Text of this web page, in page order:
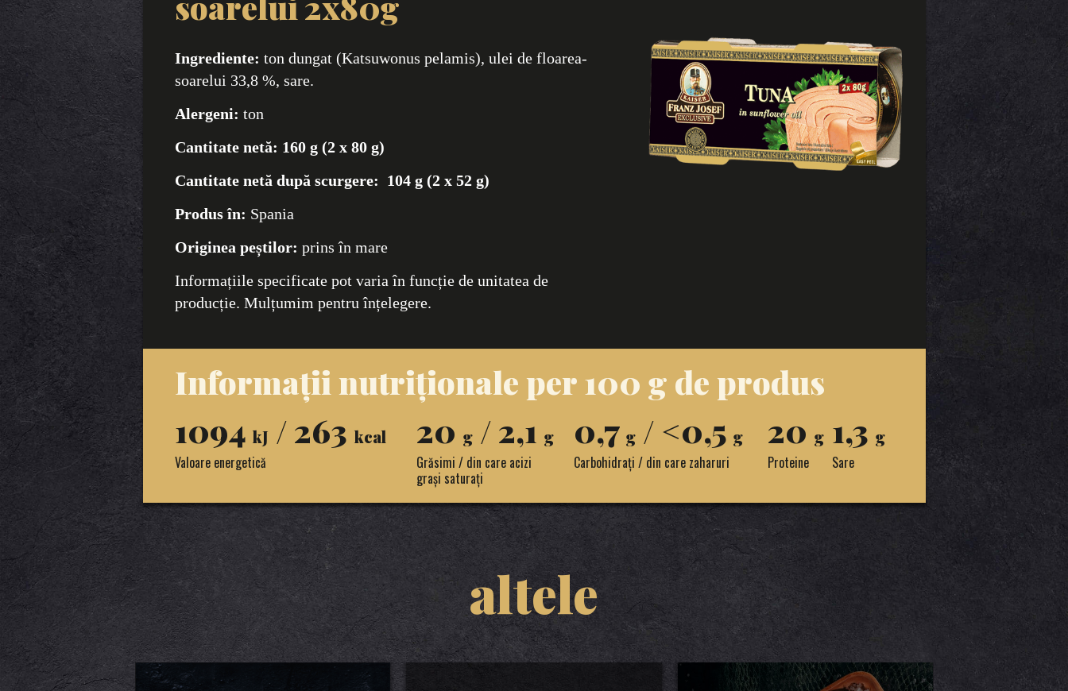
Ingrediente: ton dungat (Katsuwonus pelamis), ulei de floarea-
soarelui 33,8 %, sare.
Alergeni: ton
Cantitate netă: 160 g (2 x 80 g)
Cantitate netă după scurgere: 104 g (2 x 52 g)
Produs în: Spania
Originea peștilor: prins în mare
Informațiile specificate pot varia în funcție de unitatea de
producție. Mulțumim pentru înțelegere.
Informații nutriționale per 100 g de produs
1094 kJ / 263 kcal
Valoare energetică
20 g/ 2,1 g
Grăsimi / din care acizi
grași saturați
0,7 g/ <0,5 g
Carbohidrați / din care zaharuri
20 g
Proteine
1,3 g
Sare
altele